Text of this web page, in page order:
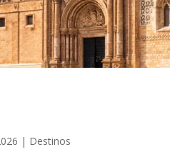
| Destinos